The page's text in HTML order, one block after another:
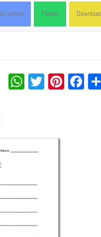
Fächer
WhatsApp
Twitter